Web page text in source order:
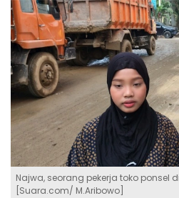
Najwa, seorang pekerja toko ponsel
[Suara.com/ M.Aribowo]